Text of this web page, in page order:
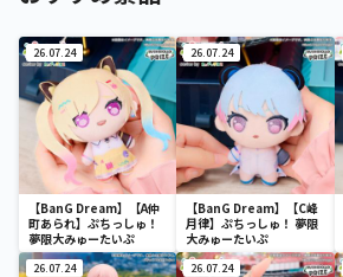
26.07.24
【BanG Dream】【A仲
町あられ】ぷちっしゅ！
夢限大みゅーたいぷ
26.07.24
【BanG Dream】【C峰
月律】ぷちっしゅ！ 夢限
大みゅーたいぷ
26.07.24 26.07.24